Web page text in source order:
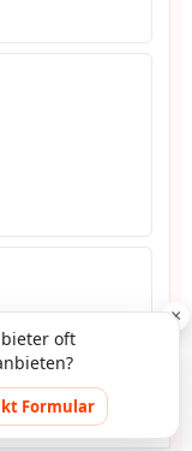
×
oft
Formular